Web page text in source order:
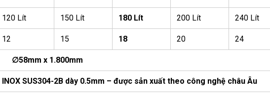
120 Lít 150 Lít 180 Lít 200 Lít 240 Lít
12 15 18 20 24
∅58mm x 1.800mm
INOX SUS304-2B dày 0.5mm – được sản xuất theo công nghệ châu Âu